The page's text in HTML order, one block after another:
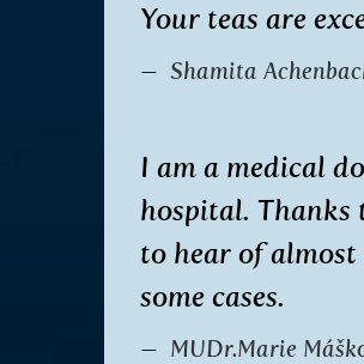
Your teas are
Shamita
I am a medical
hospital. Thanks
to hear of
some cases.
MUDr.Marie